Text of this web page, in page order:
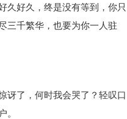
久好久，终是没有等到，你只
三千繁华，也要为你一人驻
讶了，何时我会哭了？轻叹口
。